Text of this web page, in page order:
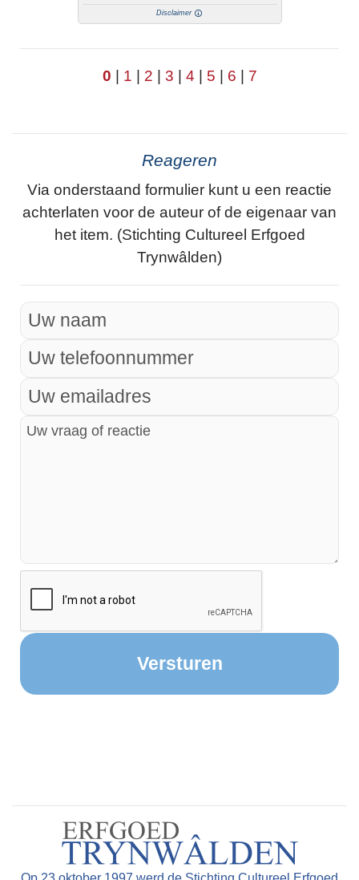
Disclaimer
0 1 2 3 4 5 6 7
Reageren
Via onderstaand formulier kunt u een reactie
achterlaten voor de auteur of de eigenaar van
het item. (Stichting Cultureel Erfgoed
Trynwâlden)